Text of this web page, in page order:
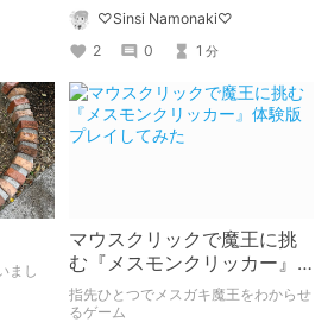
♡Sinsi Namonaki♡
2
0 1 分
マウスクリックで魔王に挑
む『メスモンクリッカー』
体験版プレイしてみた
指先ひとつでメスガキ魔王をわからせ
るゲーム